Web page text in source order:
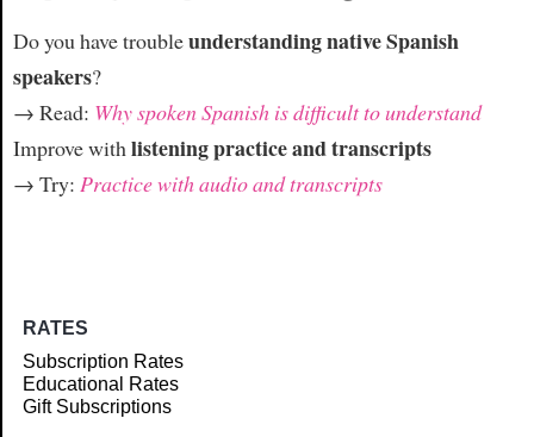
Do you have troubleunderstanding native Spanish
speakers?
→ Read: Why spoken Spanish is difficult to understand
Improve withlistening practice and transcripts
→ Try: Practice with audio and transcripts
RATES
Subscription Rates
Educational Rates
Gift Subscriptions